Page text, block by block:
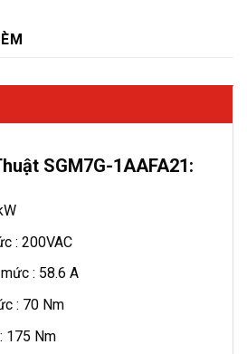
SGM7G-1AAFA21:
: 200VAC
: 58.6 A
: 70 Nm
175 Nm